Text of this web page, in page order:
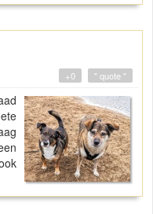
" quote "
+0